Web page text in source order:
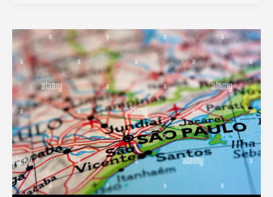
Terreno
Próprio
pelo
Minha
Casa
Minha
Vida